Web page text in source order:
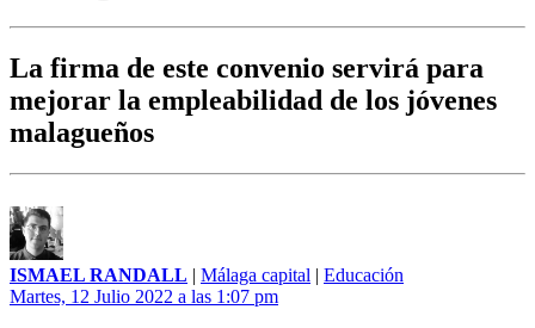
La firma de este convenio servirá para
mejorar la empleabilidad de los jóvenes
malagueños
ISMAEL RANDALL | Málaga capital | Educación
Martes, 12 Julio 2022 a las 1:07 pm